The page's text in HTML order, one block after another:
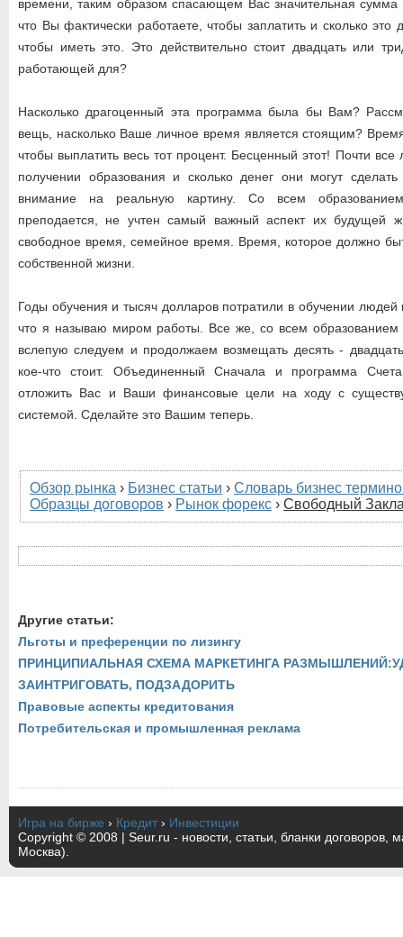
времени, таким образом спасающем Вас значительная сумма
что Вы фактически работаете, чтобы заплатить и сколько это
чтобы иметь это. Это действительно стоит двадцать или
работающей для?
Насколько драгоценный эта программа была бы Вам?
вещь, насколько Ваше личное время является стоящим?
чтобы выплатить весь тот процент. Бесценный этот! Почти
получении образования и сколько денег они могут
внимание на реальную картину. Со всем
преподается, не учтен самый важный аспект их будущей
свободное время, семейное время. Время, которое должно
собственной жизни.
Годы обучения и тысяч долларов потратили в обучении людей
что я называю миром работы. Все же, со всем
вслепую следуем и продолжаем возмещать десять -
кое-что стоит. Объединенный Сначала и программа
отложить Вас и Ваши финансовые цели на ходу с
системой. Сделайте это Вашим теперь.
Обзор рынка › Бизнес статьи › Словарь бизнес
Образцы договоров › Рынок форекс › Свободный
Другие статьи:
Льготы и преференции по лизингу
ПРИНЦИПИАЛЬНАЯ СХЕМА МАРКЕТИНГА
ЗАИНТРИГОВАТЬ, ПОДЗАДОРИТЬ
Правовые аспекты кредитования
Потребительская и промышленная реклама
Игра на бирже › Кредит › Инвестиции
Copyright © 2008 | Seur.ru - новости, статьи, бланки договоров,
Москва).